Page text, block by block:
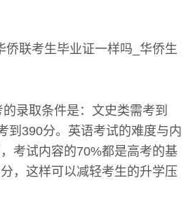
录取条件是：文史类需考到
到390分。英语考试的难度与内
考试内容的70%都是高考的基
，这样可以减轻考生的升学压